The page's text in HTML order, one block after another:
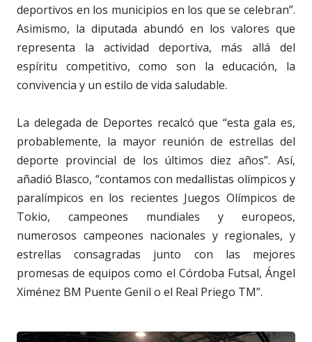
deportivos en los municipios en los que se celebran”.
Asimismo, la diputada abundó en los valores que
representa la actividad deportiva, más allá del
espíritu competitivo, como son la educación, la
convivencia y un estilo de vida saludable.
La delegada de Deportes recalcó que “esta gala es,
probablemente, la mayor reunión de estrellas del
deporte provincial de los últimos diez años”. Así,
añadió Blasco, “contamos con medallistas olímpicos y
paralímpicos en los recientes Juegos Olímpicos de
Tokio, campeones mundiales y europeos,
numerosos campeones nacionales y regionales, y
estrellas consagradas junto con las mejores
promesas de equipos como el Córdoba Futsal, Ángel
Ximénez BM Puente Genil o el Real Priego TM”.